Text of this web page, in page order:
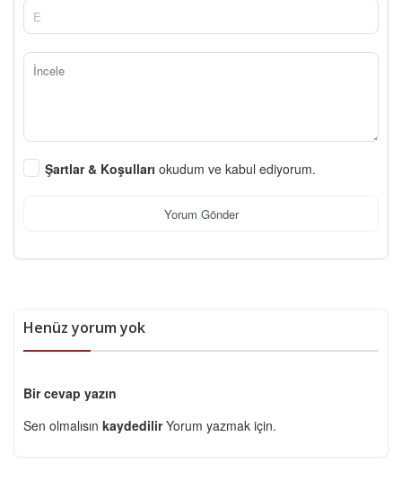
Şartlar & Koşulları okudum ve kabul ediyorum.
Yorum Gönder
Henüz yorum yok
Bir cevap yazın
Sen olmalısın kaydedilirYorum yazmak için.